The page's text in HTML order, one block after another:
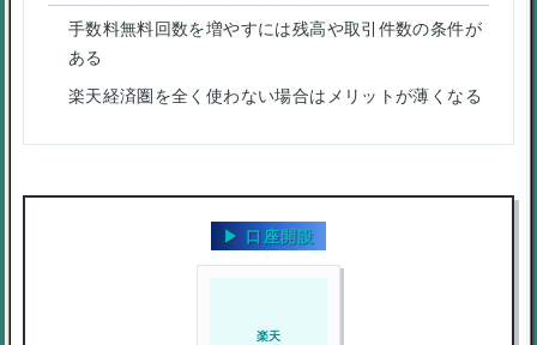
手数料無料回数を増やすには残高や取引件数の条件が
ある
楽天経済圏を全く使わない場合はメリットが薄くなる
口座開設
楽天